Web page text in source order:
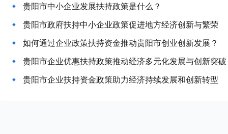
贵阳市中小企业发展扶持政策是什么？
贵阳市政府扶持中小企业政策促进地方经济创新与繁荣
如何通过企业政策扶持资金推动贵阳市创业创新发展？
贵阳市企业优惠扶持政策推动经济多元化发展与创新突破
贵阳市企业扶持资金政策助力经济持续发展和创新转型